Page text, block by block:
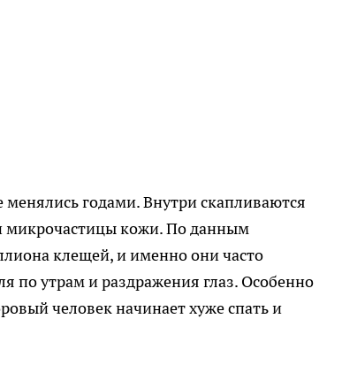
годами. Внутри скапливаются
микрочастицы кожи. По данным
клещей, и именно они часто
по утрам и раздражения глаз. Особенно
человек начинает хуже спать и